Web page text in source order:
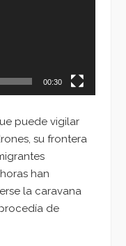
00:30
puede vigilar
su frontera
han
la caravana
de